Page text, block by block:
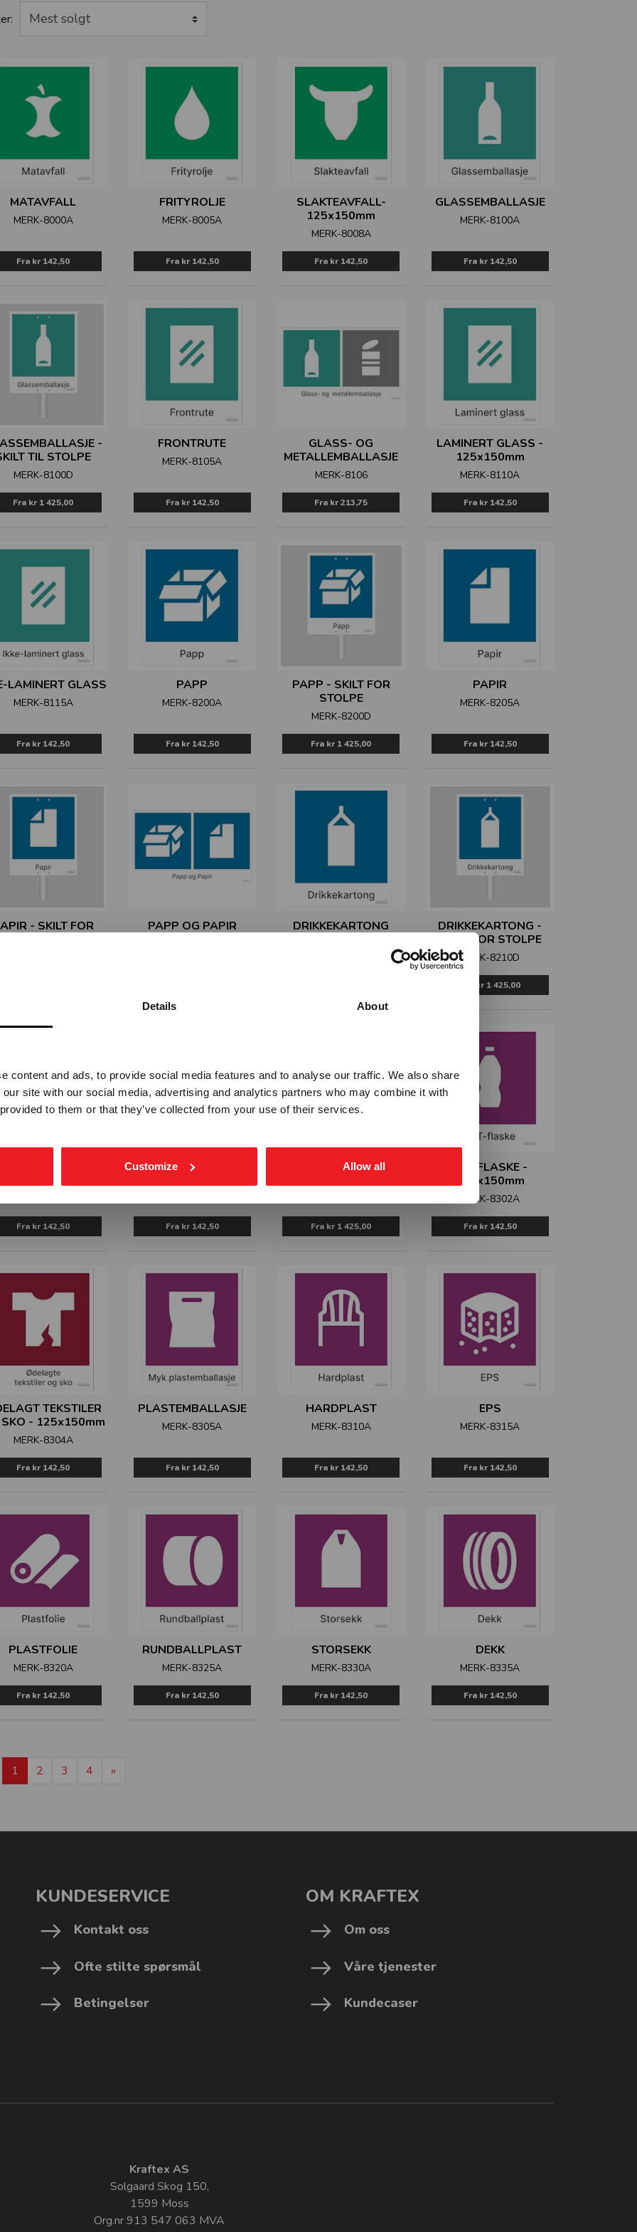
Details About
content and ads, to provide social media features and to analyse our traffic. We also share
site with our social media, advertising and analytics partners who may combine it with
to them or that they’ve collected from your use of their services.
Customize Allow all
MATAVFALL
MERK-8000A
Fra kr 142,50
FRITYROLJE
MERK-8005A
Fra kr 142,50
SLAKTEAVFALL-
125x150mm
MERK-8008A
Fra kr 142,50
GLASSEMBALLASJE
MERK-8100A
Fra kr 142,50
-
TIL STOLPE
MERK-8100D
Fra kr 1 425,00
FRONTRUTE
MERK-8105A
Fra kr 142,50
GLASS- OG
METALLEMBALLASJE
MERK-8106
Fra kr 213,75
LAMINERT GLASS -
125x150mm
MERK-8110A
Fra kr 142,50
LAMINERT GLASS
MERK-8115A
Fra kr 142,50
PAPP
MERK-8200A
Fra kr 142,50
PAPP - SKILT FOR
STOLPE
MERK-8200D
Fra kr 1 425,00
PAPIR
MERK-8205A
Fra kr 142,50
- SKILT FOR
PAPP OG PAPIR DRIKKEKARTONG
DRIKKEKARTONG -
SKILT FOR STOLPE
MERK-8210D
kr 1 425,00
Fra kr 142,50
PLASTEMBALLASJE
MERK-8300A
Fra kr 142,50
PLASTEMBALLASJE -
Fra kr 1 425,00
PET FLASKE -
125x150mm
MERK-8302A
Fra kr 142,50
TEKSTILER
SKO - 125x150mm
MERK-8304A
Fra kr 142,50
PLASTEMBALLASJE
MERK-8305A
Fra kr 142,50
HARDPLAST
MERK-8310A
Fra kr 142,50
EPS
MERK-8315A
Fra kr 142,50
PLASTFOLIE
MERK-8320A
Fra kr 142,50
RUNDBALLPLAST
MERK-8325A
Fra kr 142,50
STORSEKK
MERK-8330A
Fra kr 142,50
DEKK
MERK-8335A
Fra kr 142,50
1 2 3 4 »
KUNDESERVICE
Kontakt oss
Ofte stilte spørsmål
Betingelser
OM KRAFTEX
Om oss
Våre tjenester
Kundecaser
Kraftex AS
Solgaard Skog 150,
1599 Moss
Org.nr 913 547 063 MVA
BEDRIFT
ekskl. mva.
PRIVAT
inkl. mva.